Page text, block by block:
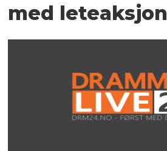
med leteaksjon